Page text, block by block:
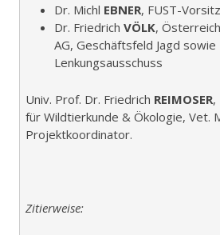
Dr. Michl EBNER, FUST-
Dr. Friedrich VÖLK,
AG, Geschäftsfeld Jagd sowie
Lenkungsausschuss
Univ. Prof. Dr. Friedrich REIMOSER,
für Wildtierkunde & Ökologie, Vet.
Projektkoordinator.
Zitierweise: